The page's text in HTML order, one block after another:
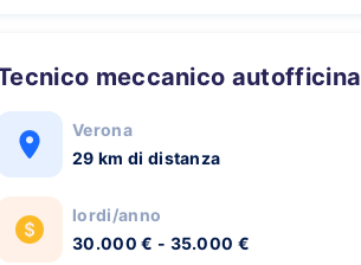
Tecnico meccanico autofficina
Verona
29 km di distanza
lordi/anno
30.000 € - 35.000 €